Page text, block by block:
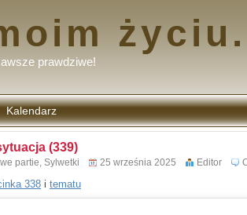
życiu.
prawdziwe!
Kalendarz
(339)
partie, Sylwetki 25 września 2025 Editor
338 i tematu